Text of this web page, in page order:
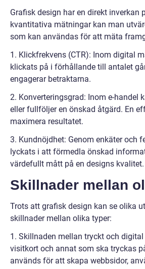
Grafisk design har en direkt inverkan
kvantitativa mätningar kan man
som kan användas för att mäta
1. Klickfrekvens (CTR): Inom digital
klickats på i förhållande till antalet
engagerar betraktarna.
2. Konverteringsgrad: Inom e-
eller fullföljer en önskad åtgärd. En
maximera resultatet.
3. Kundnöjdhet: Genom enkäter och
lyckats i att förmedla önskad
värdefullt mått på en designs kvalitet.
Skillnader mellan
Trots att grafisk design kan se olika
skillnader mellan olika typer:
1. Skillnaden mellan tryckt och
visitkort och annat som ska tryckas
används för att skapa webbsidor,